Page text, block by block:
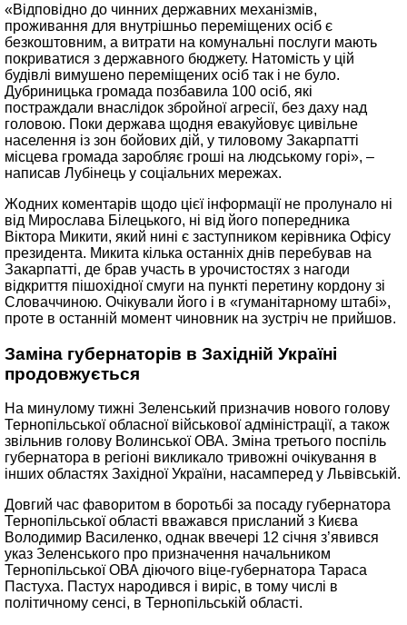
«Відповідно до чинних державних механізмів,
проживання для внутрішньо переміщених осіб є
безкоштовним, а витрати на комунальні послуги мають
покриватися з державного бюджету. Натомість у цій
будівлі вимушено переміщених осіб так і не було.
Дубриницька громада позбавила 100 осіб, які
постраждали внаслідок збройної агресії, без даху над
головою. Поки держава щодня евакуйовує цивільне
населення із зон бойових дій, у тиловому Закарпатті
місцева громада заробляє гроші на людському горі», –
написав Лубінець у соціальних мережах.
Жодних коментарів щодо цієї інформації не пролунало ні
від Мирослава Білецького, ні від його попередника
Віктора Микити, який нині є заступником керівника Офісу
президента. Микита кілька останніх днів перебував на
Закарпатті, де брав участь в урочистостях з нагоди
відкриття пішохідної смуги на пункті перетину кордону зі
Словаччиною. Очікували його і в «гуманітарному штабі»,
проте в останній момент чиновник на зустріч не прийшов.
Заміна губернаторів в Західній Україні
продовжується
На минулому тижні Зеленський призначив нового голову
Тернопільської обласної військової адміністрації, а також
звільнив голову Волинської ОВА. Зміна третього поспіль
губернатора в регіоні викликало тривожні очікування в
інших областях Західної України, насамперед у Львівській.
Довгий час фаворитом в боротьбі за посаду губернатора
Тернопільської області вважався присланий з Києва
Володимир Василенко, однак ввечері 12 січня з’явився
указ Зеленського про призначення начальником
Тернопільської ОВА діючого віце-губернатора Тараса
Пастуха. Пастух народився і виріс, в тому числі в
політичному сенсі, в Тернопільській області.